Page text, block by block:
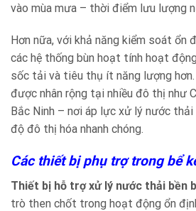
vào mùa mưa – thời điểm lưu lượng
Hơn nữa, với khả năng kiểm soát ổn
các hệ thống bùn hoạt tính hoạt
sốc tải và tiêu thụ ít năng lượng hơn.
được nhân rộng tại nhiều đô thị như
Bắc Ninh – nơi áp lực xử lý nước
độ đô thị hóa nhanh chóng.
Các thiết bị phụ trợ trong bể
Thiết bị hỗ trợ xử lý nước thải bền
trò then chốt trong hoạt động ổn